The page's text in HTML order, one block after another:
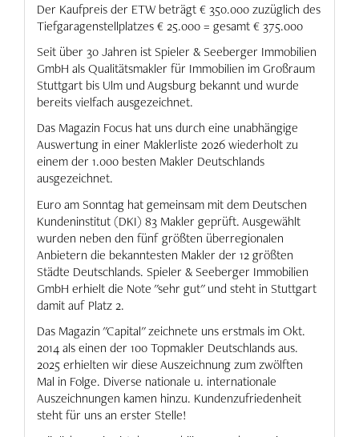
Der Kaufpreis der ETW beträgt € 350.000 zuzüglich des
Tiefgaragenstellplatzes € 25.000 = gesamt € 375.000
Seit über 30 Jahren ist Spieler & Seeberger Immobilien
GmbH als Qualitätsmakler für Immobilien im Großraum
Stuttgart bis Ulm und Augsburg bekannt und wurde
bereits vielfach ausgezeichnet.
Das Magazin Focus hat uns durch eine unabhängige
Auswertung in einer Maklerliste 2026 wiederholt zu
einem der 1.000 besten Makler Deutschlands
ausgezeichnet.
Euro am Sonntag hat gemeinsam mit dem Deutschen
Kundeninstitut (DKI) 83 Makler geprüft. Ausgewählt
wurden neben den fünf größten überregionalen
Anbietern die bekanntesten Makler der 12 größten
Städte Deutschlands. Spieler & Seeberger Immobilien
GmbH erhielt die Note "sehr gut" und steht in Stuttgart
damit auf Platz 2.
Das Magazin "Capital" zeichnete uns erstmals im Okt.
2014 als einen der 100 Topmakler Deutschlands aus.
2025 erhielten wir diese Auszeichnung zum zwölften
Mal in Folge. Diverse nationale u. internationale
Auszeichnungen kamen hinzu. Kundenzufriedenheit
steht für uns an erster Stelle!